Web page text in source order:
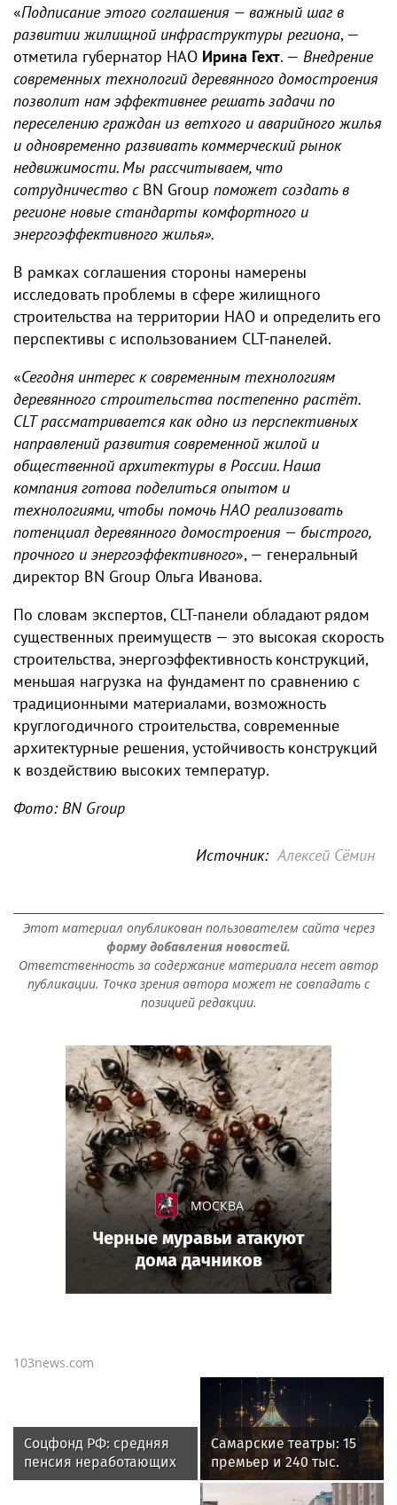
«Подписание этого соглашения — важный шаг в
развитии жилищной инфраструктуры региона, —
отметила губернатор НАО Ирина Гехт. — Внедрение
современных технологий деревянного домостроения
позволит нам эффективнее решать задачи по
переселению граждан из ветхого и аварийного жилья
и одновременно развивать коммерческий рынок
недвижимости. Мы рассчитываем, что
сотрудничество с BN Group поможет создать в
регионе новые стандарты комфортного и
энергоэффективного жилья».
В рамках соглашения стороны намерены
исследовать проблемы в сфере жилищного
строительства на территории НАО и определить его
перспективы с использованием CLT-панелей.
«Сегодня интерес к современным технологиям
деревянного строительства постепенно растёт.
CLT рассматривается как одно из перспективных
направлений развития современной жилой и
общественной архитектуры в России. Наша
компания готова поделиться опытом и
технологиями, чтобы помочь НАО реализовать
потенциал деревянного домостроения — быстрого,
прочного и энергоэффективного», — генеральный
директор BN Group Ольга Иванова.
По словам экспертов, CLT-панели обладают рядом
существенных преимуществ — это высокая скорость
строительства, энергоэффективность конструкций,
меньшая нагрузка на фундамент по сравнению с
традиционными материалами, возможность
круглогодичного строительства, современные
архитектурные решения, устойчивость конструкций
к воздействию высоких температур.
Фото: BN Group
Источник: Алексей Сёмин
Этот материал опубликован пользователем сайта через
форму добавления новостей.
Ответственность за содержание материала несет автор
публикации. Точка зрения автора может не совпадать с
позицией редакции.
103news.com
Соцфонд РФ: средняя
пенсия неработающих
россиян достигла в мае
Самарские театры: 15
премьер и 240 тыс.
зрителей за сезон
МОСКВА
Черные муравьи атакуют
дома дачников